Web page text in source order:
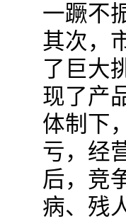
一蹶不
其次，
了巨大
现了产
体制下
亏，经
后，竞
病、残